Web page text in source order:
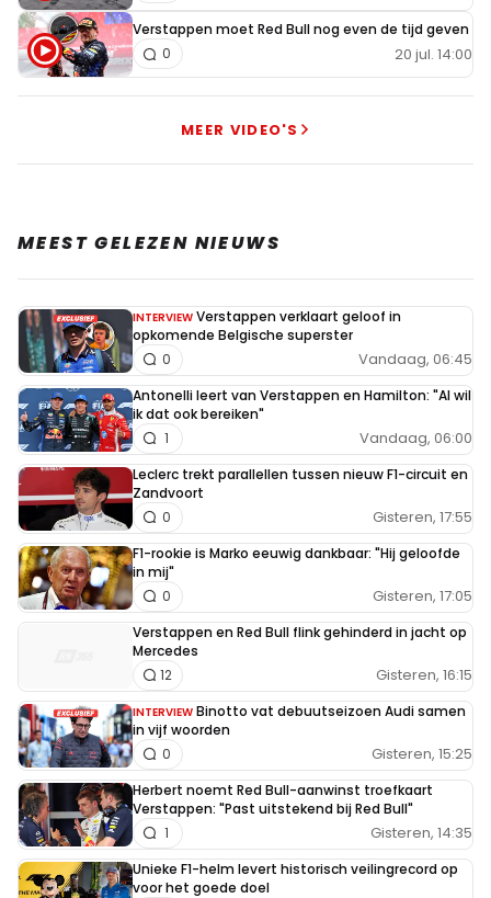
Verstappen moet Red Bull nog even de tijd geven
20 jul. 14:00
0
MEER VIDEO'S
MEEST GELEZEN NIEUWS
INTERVIEW Verstappen verklaart geloof in
opkomende Belgische superster
Vandaag, 06:45
0
Antonelli leert van Verstappen en Hamilton: "Al wil
ik dat ook bereiken"
Vandaag, 06:00
1
Leclerc trekt parallellen tussen nieuw F1-circuit en
Zandvoort
Gisteren, 17:55
0
F1-rookie is Marko eeuwig dankbaar: "Hij geloofde
in mij"
Gisteren, 17:05
0
Verstappen en Red Bull flink gehinderd in jacht op
Mercedes
Gisteren, 16:15
12
INTERVIEW Binotto vat debuutseizoen Audi samen
in vijf woorden
Gisteren, 15:25
0
Herbert noemt Red Bull-aanwinst troefkaart
Verstappen: "Past uitstekend bij Red Bull"
Gisteren, 14:35
1
Unieke F1-helm levert historisch veilingrecord op
voor het goede doel